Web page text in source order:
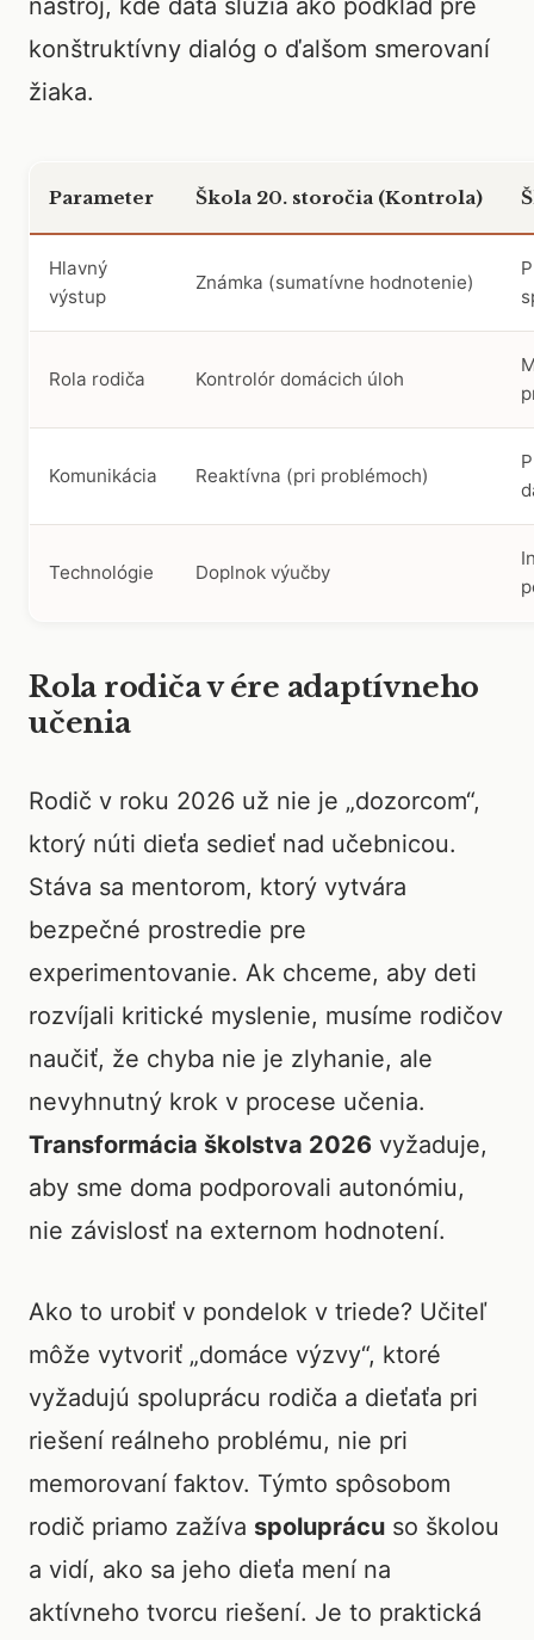
nástroj, kde dáta slúžia ako podklad pre
konštruktívny dialóg o ďalšom smerovaní
žiaka.
Parameter Škola 20. storočia (Kontrola)
Hlavný
výstup
Známka (sumatívne hodnotenie)
Rola rodiča Kontrolór domácich úloh
Komunikácia Reaktívna (pri problémoch)
Technológie Doplnok výučby
Rola rodiča v ére adaptívneho
učenia
Rodič v roku 2026 už nie je „dozorcom“,
ktorý núti dieťa sedieť nad učebnicou.
Stáva sa mentorom, ktorý vytvára
bezpečné prostredie pre
experimentovanie. Ak chceme, aby deti
rozvíjali kritické myslenie, musíme rodičov
naučiť, že chyba nie je zlyhanie, ale
nevyhnutný krok v procese učenia.
Transformácia školstva 2026 vyžaduje,
aby sme doma podporovali autonómiu,
nie závislosť na externom hodnotení.
Ako to urobiť v pondelok v triede? Učiteľ
môže vytvoriť „domáce výzvy“, ktoré
vyžadujú spoluprácu rodiča a dieťaťa pri
riešení reálneho problému, nie pri
memorovaní faktov. Týmto spôsobom
rodič priamo zažíva spoluprácu so školou
a vidí, ako sa jeho dieťa mení na
aktívneho tvorcu riešení. Je to praktická